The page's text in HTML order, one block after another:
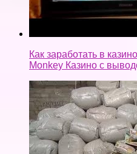
Как заработать в
Monkey Казино с